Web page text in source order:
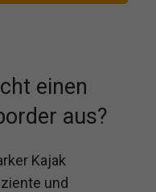
einen
aus?
Kajak
und